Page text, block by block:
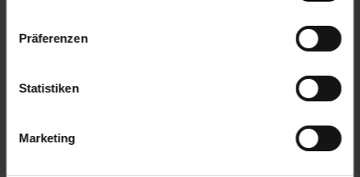
Präferenzen
Statistiken
Marketing
synthetischem Haar, das sanft zur Haut ist und ein
nahtloses Auftragen von Make-up ermöglicht.
Pinseln haben Sie alles, was Sie für ein komplettes
Make-up benötigen. Das Set umfasst Pinsel für
natürliches Tages-Make-up oder ein dramatisches
Abend-Make-up wünschen, dieses Set bietet die